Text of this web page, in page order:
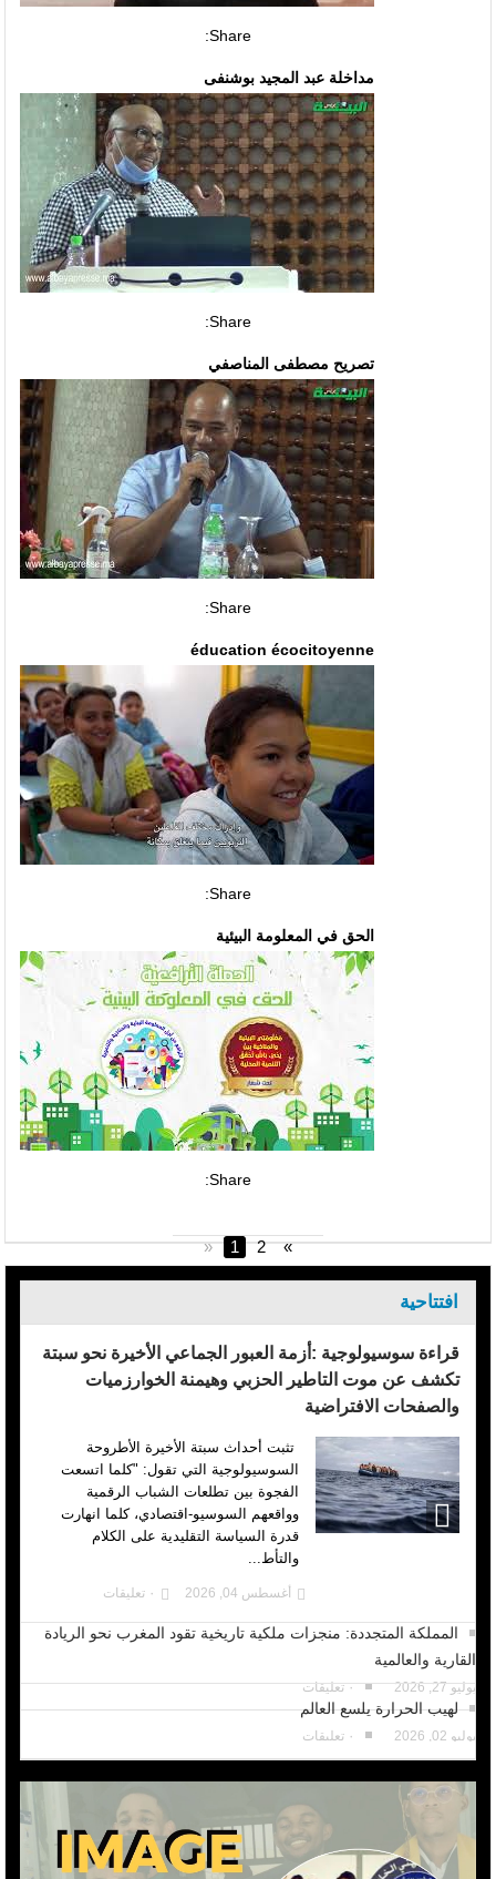
Share:
مداخلة عبد المجيد بوشنفى
Share:
تصريح مصطفى المناصفي
Share:
éducation écocitoyenne
Share:
الحق في المعلومة البيئية
Share:
« 1 2 »
افتتاحية
قراءة سوسيولوجية :أزمة العبور الجماعي الأخيرة نحو سبتة
تكشف عن موت التاطير الحزبي وهيمنة الخوارزميات
والصفحات الافتراضية
تثبت أحداث سبتة الأخيرة الأطروحة
السوسيولوجية التي تقول: "كلما اتسعت
الفجوة بين تطلعات الشباب الرقمية
وواقعهم السوسيو-اقتصادي، كلما انهارت
قدرة السياسة التقليدية على الكلام
والتأط...
أغسطس 04, 2026 ٠ تعليقات
المملكة المتجددة: منجزات ملكية تاريخية تقود المغرب نحو الريادة
القارية والعالمية
يوليو 27, 2026 ٠ تعليقات
لهيب الحرارة يلسع العالم
يوليو 02, 2026 ٠ تعليقات